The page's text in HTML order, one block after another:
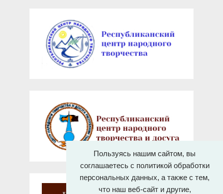
Пользуясь нашим сайтом, вы
соглашаетесь с политикой обработки
персональных данных, а также с тем,
что наш веб-сайт и другие,